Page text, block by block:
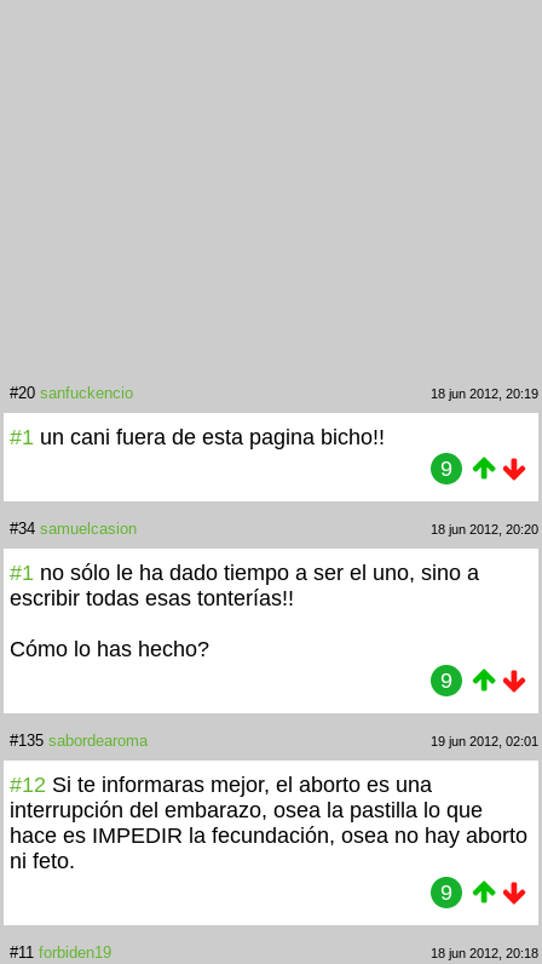
#20 sanfuckencio 18 jun 2012, 20:19
#1 un cani fuera de esta pagina bicho!!
9
#34 samuelcasion 18 jun 2012, 20:20
#1 no sólo le ha dado tiempo a ser el uno, sino a
escribir todas esas tonterías!!
Cómo lo has hecho?
9
#135 sabordearoma 19 jun 2012, 02:01
#12 Si te informaras mejor, el aborto es una
interrupción del embarazo, osea la pastilla lo que
hace es IMPEDIR la fecundación, osea no hay aborto
ni feto.
9
#11 forbiden19 18 jun 2012, 20:18